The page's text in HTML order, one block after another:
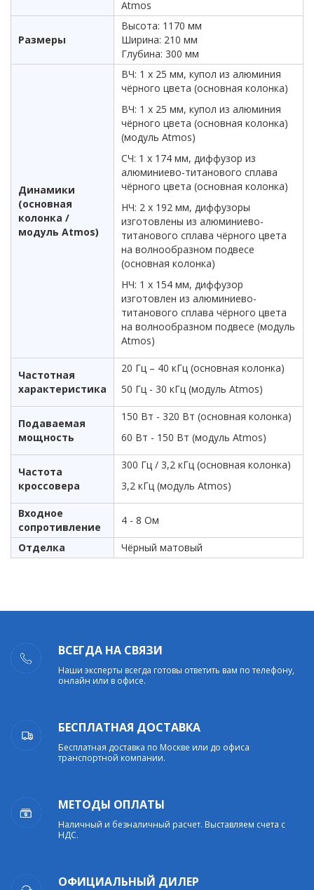
Atmos
Размеры
Высота: 1170 мм
Ширина: 210 мм
Глубина: 300 мм
Динамики
(основная
колонка /
модуль Atmos)
ВЧ: 1 х 25 мм, купол из алюминия
чёрного цвета (основная колонка)
ВЧ: 1 х 25 мм, купол из алюминия
чёрного цвета (основная колонка)
(модуль Atmos)
СЧ: 1 х 174 мм, диффузор из
алюминиево-титанового сплава
чёрного цвета (основная колонка)
НЧ: 2 х 192 мм, диффузоры
изготовлены из алюминиево-
титанового сплава чёрного цвета
на волнообразном подвесе
(основная колонка)
НЧ: 1 х 154 мм, диффузор
изготовлен из алюминиево-
титанового сплава чёрного цвета
на волнообразном подвесе (модуль
Atmos)
Частотная
характеристика
20 Гц – 40 кГц (основная колонка)
50 Гц - 30 кГц (модуль Atmos)
Подаваемая
мощность
150 Вт - 320 Вт (основная колонка)
60 Вт - 150 Вт (модуль Atmos)
Частота
кроссовера
300 Гц / 3,2 кГц (основная колонка)
3,2 кГц (модуль Atmos)
Входное
сопротивление
4 - 8 Ом
Отделка Чёрный матовый
ВСЕГДА НА СВЯЗИ
Наши эксперты всегда готовы ответить вам по телефону,
онлайн или в офисе.
БЕСПЛАТНАЯ ДОСТАВКА
Бесплатная доставка по Москве или до офиса
транспортной компании.
МЕТОДЫ ОПЛАТЫ
Наличный и безналичный расчет. Выставляем счета с
НДС.
ОФИЦИАЛЬНЫЙ ДИЛЕР